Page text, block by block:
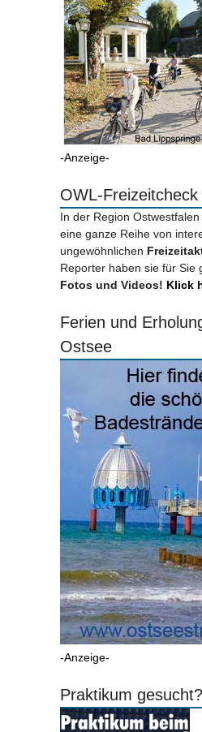
-Anzeige-
OWL-Freizeitcheck
In der Region
eine ganze Reihe von
ungewöhnlichen
Reporter haben sie für Sie
Fotos und Videos! Klick
Ferien und
Ostsee
-Anzeige-
Praktikum gesucht?